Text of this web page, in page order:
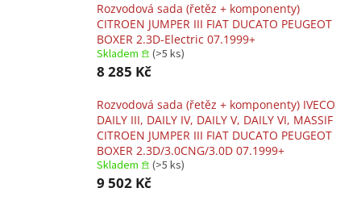
Rozvodová sada (řetěz + komponenty)
CITROEN JUMPER III FIAT DUCATO PEUGEOT
BOXER 2.3D-Electric 07.1999+
Skladem 𖠿 (>5 ks)
8 285 Kč
Rozvodová sada (řetěz + komponenty) IVECO
DAILY III, DAILY IV, DAILY V, DAILY VI, MASSIF
CITROEN JUMPER III FIAT DUCATO PEUGEOT
BOXER 2.3D/3.0CNG/3.0D 07.1999+
Skladem 𖠿 (>5 ks)
9 502 Kč